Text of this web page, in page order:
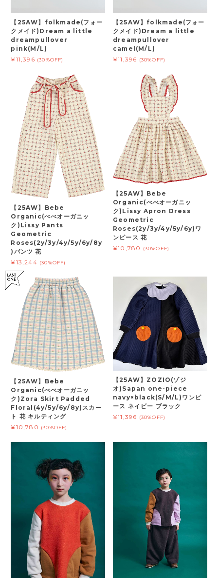
【25AW】folkmade(フォー
クメイド)Dream a little
dreampullover
pink(M/L)
¥11,396 (30%OFF)
【25AW】folkmade(フォー
クメイド)Dream a little
dreampullover
camel(M/L)
¥11,396 (30%OFF)
【25AW】Bebe
Organic(べべオーガニッ
ク)Lissy Pants
Geometric
Roses(2y/3y/4y/5y/6y/8y
)パンツ 花
¥13,244 (30%OFF)
【25AW】Bebe
Organic(べべオーガニッ
ク)Lissy Apron Dress
Geometric
Roses(2y/3y/4y/5y/6y)ワ
ンピース 花
¥10,780
(30%OFF)
【25AW】Bebe
Organic(べべオーガニッ
ク)Zora Skirt Padded
Floral(4y/5y/6y/8y)スカー
ト 花 キルティング
¥10,780 (30%OFF)
【25AW】ZOZIO(ゾジ
オ)Sapan one-piece
navy×black(S/M/L)ワンピ
ース ネイビー ブラック
¥11,396 (30%OFF)